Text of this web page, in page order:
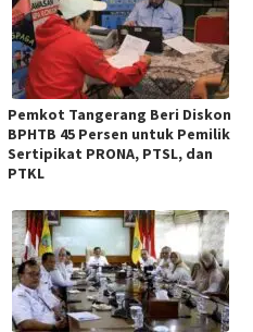
Pemkot Tangerang Beri Diskon
BPHTB 45 Persen untuk Pemilik
Sertipikat PRONA, PTSL, dan
PTKL